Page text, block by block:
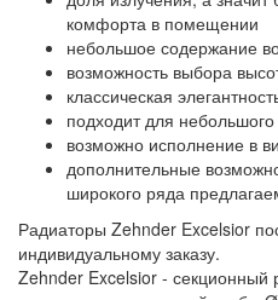
комфорта в помещении
небольшое содержание
возможность выбора
классическая
подходит для
возможно исполнение в
дополнительные
широкого ряда
Радиаторы Zehnder Excelsior
индивидуальному заказу.
Zehnder Excelsior - секционный